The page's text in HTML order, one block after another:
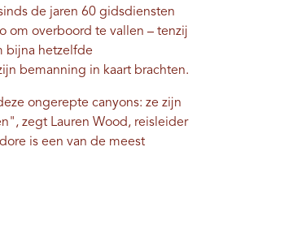
de jaren 60 gidsdiensten
om overboord te vallen – tenzij
bijna hetzelfde
bemanning in kaart brachten.
ongerepte canyons: ze zijn
zegt Lauren Wood, reisleider
is een van de meest